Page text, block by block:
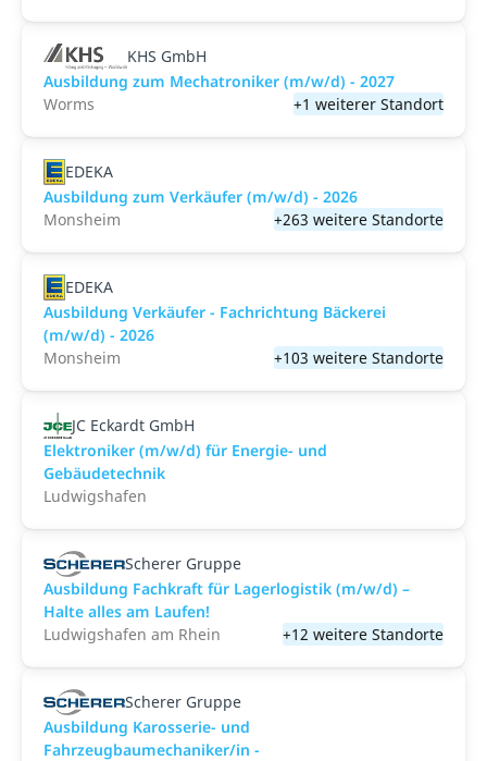
KHS GmbH
Ausbildung zum Mechatroniker (m/w/d) - 2027
Worms
+1 weiterer Standort
EDEKA
Ausbildung zum Verkäufer (m/w/d) - 2026
Monsheim
+263 weitere Standorte
EDEKA
Ausbildung Verkäufer - Fachrichtung Bäckerei
(m/w/d) - 2026
Monsheim
+103 weitere Standorte
JC Eckardt GmbH
Elektroniker (m/w/d) für Energie- und
Gebäudetechnik
Ludwigshafen
Scherer Gruppe
Ausbildung Fachkraft für Lagerlogistik (m/w/d) –
Halte alles am Laufen!
Ludwigshafen am Rhein
+12 weitere Standorte
Scherer Gruppe
Ausbildung Karosserie- und
Fahrzeugbaumechaniker/in -